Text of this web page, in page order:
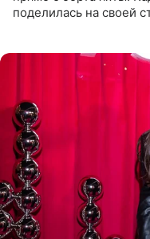
поделилась на своей